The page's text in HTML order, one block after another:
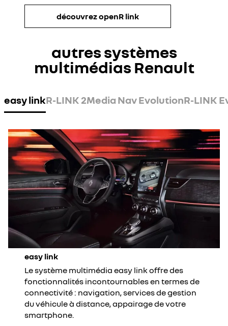
découvrez openR link
autres systèmes
multimédias Renault
easy linkR-LINK 2Media Nav EvolutionR-LINK
easy link
Le système multimédia easy link offre des
fonctionnalités incontournables en termes de
connectivité : navigation, services de gestion
du véhicule à distance, appairage de votre
smartphone.